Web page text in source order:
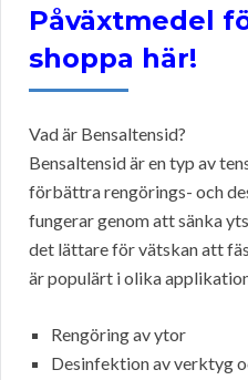
Påväxtmedel
shoppa här!
Vad är Bensaltensid?
Bensaltensid är en typ av
förbättra rengörings- och
fungerar genom att sänka
det lättare för vätskan att
är populärt i olika
Rengöring av ytor
Desinfektion av verktyg